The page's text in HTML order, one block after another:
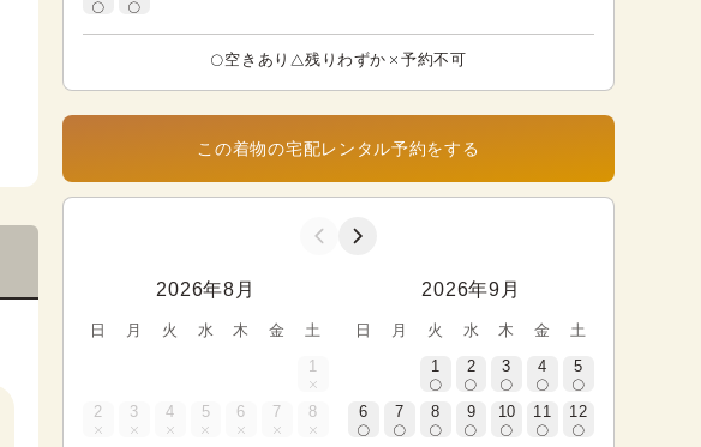
空きあり 残りわずか 予約不可
この着物の宅配レンタル予約をする
2026年8月
日 月 火 水 木 金
土
1
2 3 4 5 6 7 8
2026年9月
日 月 火 水 木 金
土
1
2 3 4 5
6 7 8 9 10 11 12